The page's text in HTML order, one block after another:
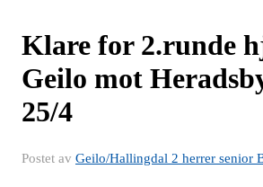
Klare for 2.runde
Geilo mot
25/4
Postet av Geilo/Hallingdal 2 herrer senior